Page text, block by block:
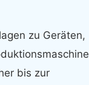
zu Geräten,
bis zur